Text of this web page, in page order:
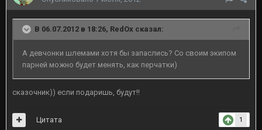
В 06.07.2012 в 18:26, RedOx сказал:
А девчонки шлемами хотя бы запаслись? Со своим экипом
парней можно будет менять, как перчатки)
сказочник)) если подаришь, будут!!
1
Цитата